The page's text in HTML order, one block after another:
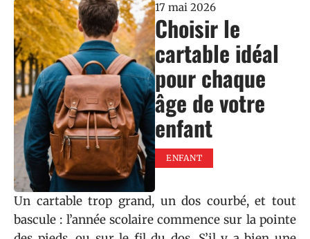
17 mai 2026
Choisir le
cartable idéal
pour chaque
âge de votre
enfant
ENFANT
Un cartable trop grand, un dos courbé, et tout
bascule : l’année scolaire commence sur la pointe